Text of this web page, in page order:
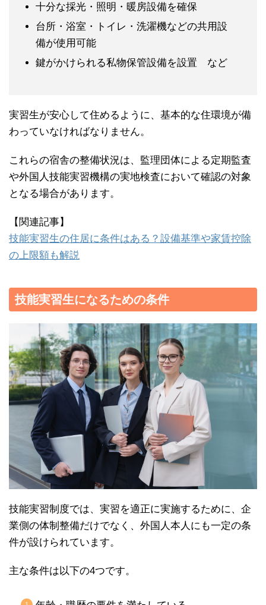
十分な採光・照明・暖房設備を確保
台所・浴室・トイレ・洗濯機などの共用設
備が使用可能
鍵がかけられる私物保管設備を設置 など
実習生が安心して住めるように、基本的な住環境が備
わっていなければなりません。
これらの宿舎の整備状況は、監理団体による定期監査
や外国人技能実習機構の実地検査において確認の対象
となる場合があります。
【関連記事】
技能実習生の住居に条件はある？設備基準や家賃控除
の上限額も解説
技能実習生になるための条件
技能実習制度では、実習を適正に実施するために、企
業側の体制整備だけでなく、外国人本人にも一定の条
件が設けられています。
主な条件は以下の4つです。